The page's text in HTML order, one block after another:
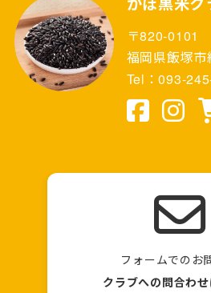
〒820-0101
福岡県飯塚
Tel：093-
フォームでのお
クラブへの問合わ